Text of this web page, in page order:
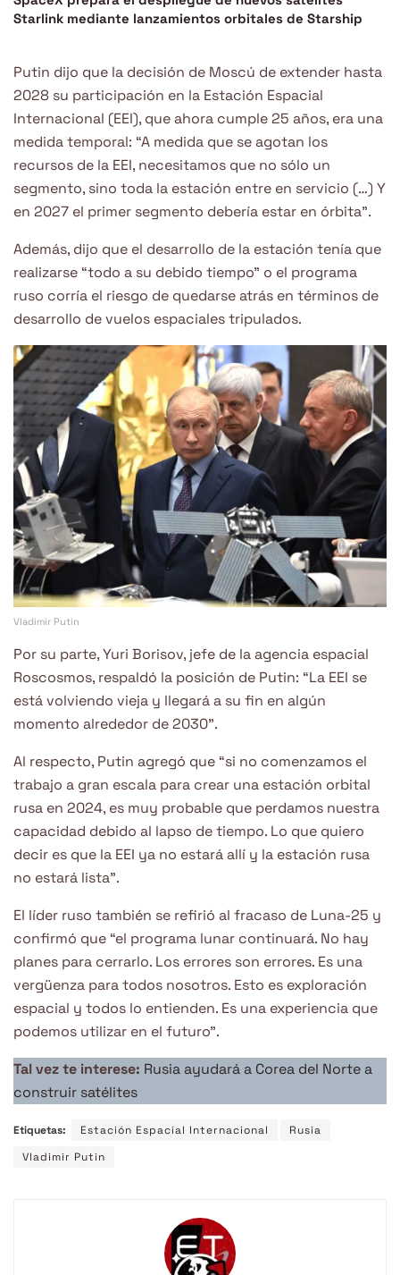
Starlink mediante lanzamientos orbitales de Starship
Putin dijo que la decisión de Moscú de extender hasta
2028 su participación en la Estación Espacial
Internacional (EEI), que ahora cumple 25 años, era una
medida temporal: “A medida que se agotan los
recursos de la EEI, necesitamos que no sólo un
segmento, sino toda la estación entre en servicio (…) Y
en 2027 el primer segmento debería estar en órbita”.
Además, dijo que el desarrollo de la estación tenía que
realizarse “todo a su debido tiempo” o el programa
ruso corría el riesgo de quedarse atrás en términos de
desarrollo de vuelos espaciales tripulados.
Vladimir Putin
Por su parte, Yuri Borisov, jefe de la agencia espacial
Roscosmos, respaldó la posición de Putin: “La EEI se
está volviendo vieja y llegará a su fin en algún
momento alrededor de 2030”.
Al respecto, Putin agregó que “si no comenzamos el
trabajo a gran escala para crear una estación orbital
rusa en 2024, es muy probable que perdamos nuestra
capacidad debido al lapso de tiempo. Lo que quiero
decir es que la EEI ya no estará allí y la estación rusa
no estará lista”.
El líder ruso también se refirió al fracaso de Luna-25 y
confirmó que “el programa lunar continuará. No hay
planes para cerrarlo. Los errores son errores. Es una
vergüenza para todos nosotros. Esto es exploración
espacial y todos lo entienden. Es una experiencia que
podemos utilizar en el futuro”.
Tal vez te interese: Rusia ayudará a Corea del Norte a
construir satélites
Etiquetas: Estación Espacial Internacional
Rusia
Vladimir Putin